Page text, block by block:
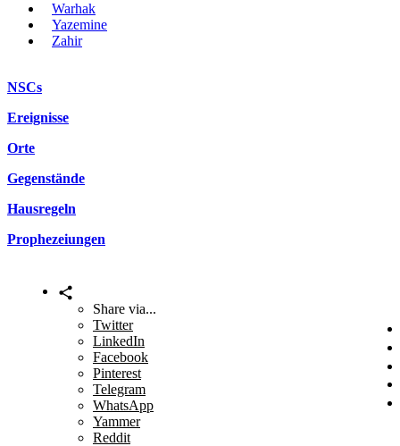
Warhak
Yazemine
Zahir
NSCs
Ereignisse
Orte
Gegenstände
Hausregeln
Prophezeiungen
Share via...
Twitter
LinkedIn
Facebook
Pinterest
Telegram
WhatsApp
Yammer
Reddit